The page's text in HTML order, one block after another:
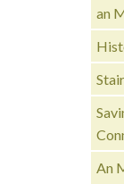
an
An